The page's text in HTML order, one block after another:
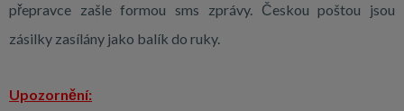
přepravce zašle formou sms zprávy. Českou poštou jsou
zásilky zasílány jako balík do ruky.
Upozornění: